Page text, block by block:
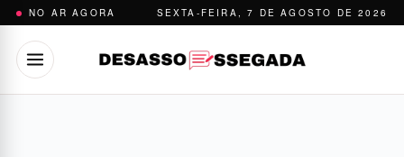
Pular
conteúdo
NO AR AGORA SEXTA-FEIRA, 7 DE AGOSTO DE 2026